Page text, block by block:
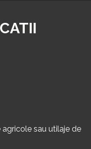
sau utilaje de